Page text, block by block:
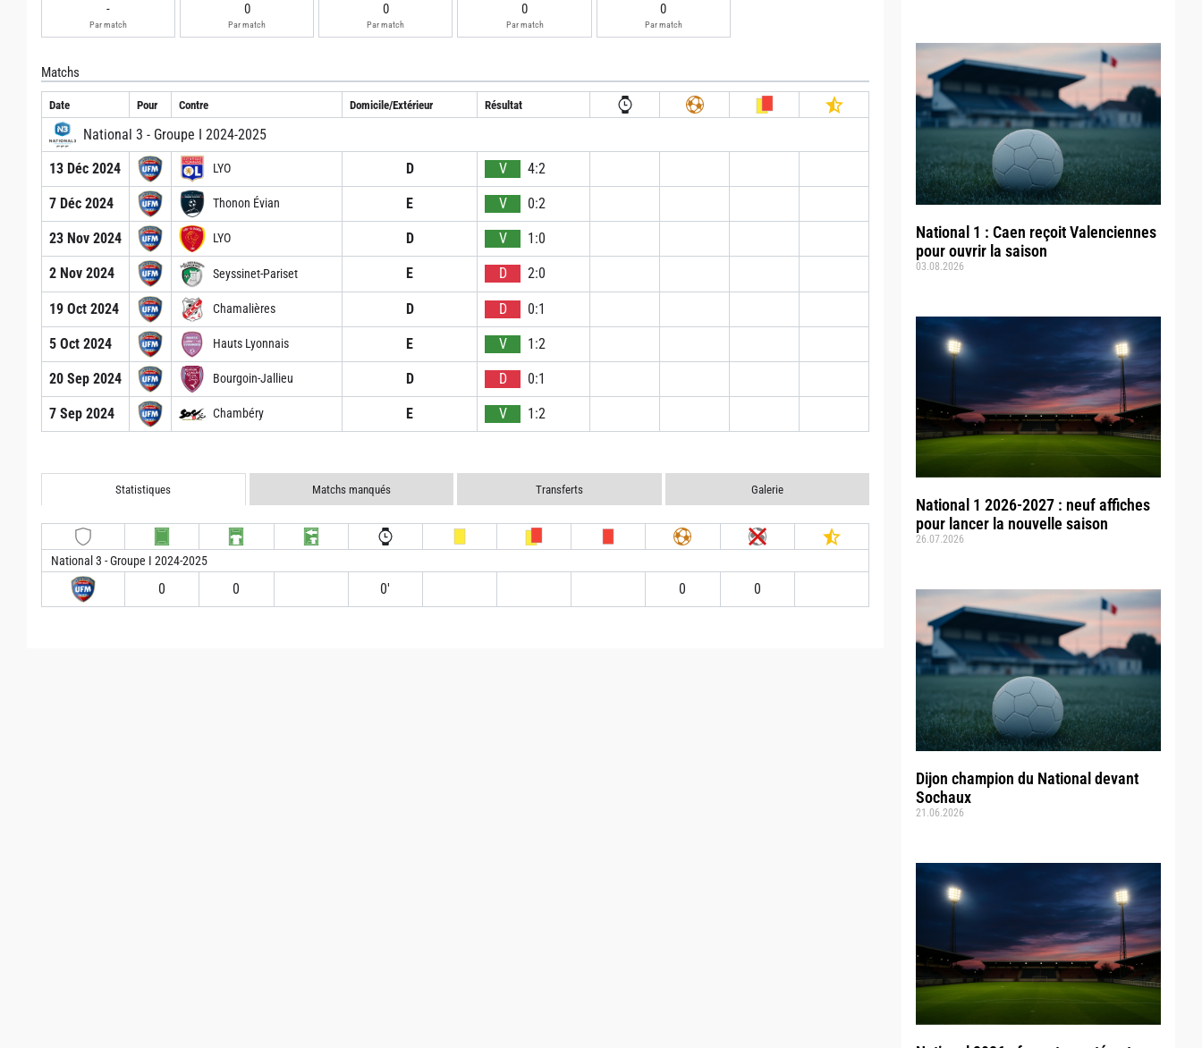
National 1 : Caen reçoit Valenciennes
pour ouvrir la saison
03.08.2026
National 1 2026-2027 : neuf affiches
pour lancer la nouvelle saison
26.07.2026
Dijon champion du National devant
Sochaux
21.06.2026
-
Par match
0
Par match
0
Par match
0
Par match
0
Par match
Matchs
Date Pour Contre Domicile/Extérieur Résultat
National 3 - Groupe I 2024-2025
13 Déc 2024
LYO D V 4:2
7 Déc 2024 Thonon Évian E V 0:2
23 Nov 2024 LYO D V 1:0
2 Nov 2024 Seyssinet-Pariset E D 2:0
19 Oct 2024 Chamalières D D 0:1
5 Oct 2024 Hauts Lyonnais E V 1:2
20 Sep 2024 Bourgoin-Jallieu D D 0:1
7 Sep 2024 Chambéry E V 1:2
Statistiques Matchs manqués Transferts Galerie
National 3 - Groupe I 2024-2025
0 0 0′ 0 0